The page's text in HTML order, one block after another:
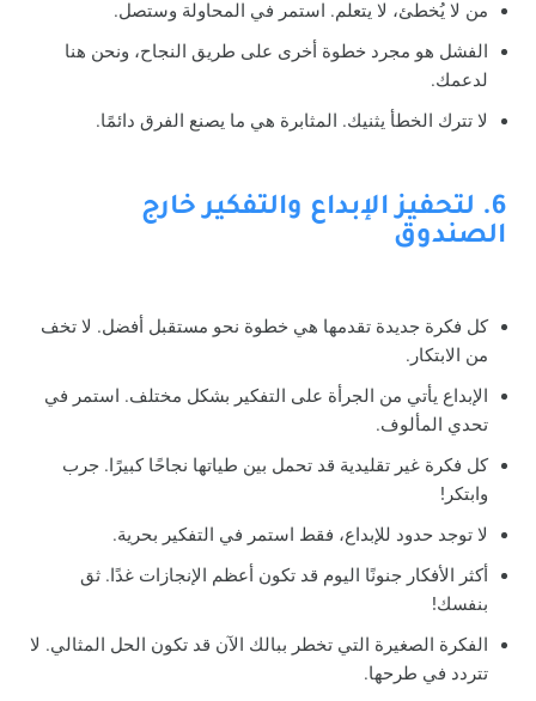
من لا يُخطئ، لا يتعلم. استمر في المحاولة وستصل.
الفشل هو مجرد خطوة أخرى على طريق النجاح، ونحن هنا
لدعمك.
لا تترك الخطأ يثنيك. المثابرة هي ما يصنع الفرق دائمًا.
6. لتحفيز الإبداع والتفكير خارج
الصندوق
كل فكرة جديدة تقدمها هي خطوة نحو مستقبل أفضل. لا تخف
من الابتكار.
الإبداع يأتي من الجرأة على التفكير بشكل مختلف. استمر في
تحدي المألوف.
كل فكرة غير تقليدية قد تحمل بين طياتها نجاحًا كبيرًا. جرب
وابتكر!
لا توجد حدود للإبداع، فقط استمر في التفكير بحرية.
أكثر الأفكار جنونًا اليوم قد تكون أعظم الإنجازات غدًا. ثق
بنفسك!
الفكرة الصغيرة التي تخطر ببالك الآن قد تكون الحل المثالي. لا
تتردد في طرحها.